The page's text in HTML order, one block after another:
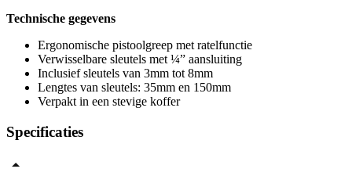
Technische gegevens
Ergonomische pistoolgreep met ratelfunctie
Verwisselbare sleutels met ¼” aansluiting
Inclusief sleutels van 3mm tot 8mm
Lengtes van sleutels: 35mm en 150mm
Verpakt in een stevige koffer
Specificaties